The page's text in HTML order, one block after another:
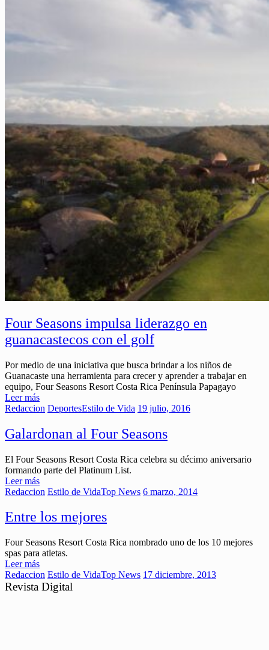
Four Seasons impulsa liderazgo en
guanacastecos con el golf
Por medio de una iniciativa que busca brindar a los niños de
Guanacaste una herramienta para crecer y aprender a trabajar en
equipo, Four Seasons Resort Costa Rica Península Papagayo
Leer más
Redaccion DeportesEstilo de Vida 19 julio, 2016
Galardonan al Four Seasons
El Four Seasons Resort Costa Rica celebra su décimo aniversario
formando parte del Platinum List.
Leer más
Redaccion Estilo de VidaTop News 6 marzo, 2014
Entre los mejores
Four Seasons Resort Costa Rica nombrado uno de los 10 mejores
spas para atletas.
Leer más
Redaccion Estilo de VidaTop News 17 diciembre, 2013
Revista Digital